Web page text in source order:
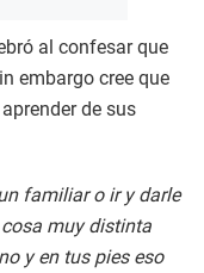
al confesar que
embargo cree que
de sus
familiar o ir y darle
muy distinta
y en tus pies eso